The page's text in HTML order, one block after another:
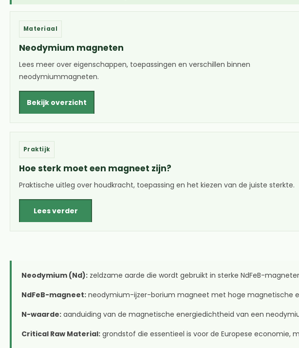
Materiaal
Neodymium magneten
Lees meer over eigenschappen, toepassingen en verschillen binnen
neodymiummagneten.
Bekijk overzicht
Praktijk
Hoe sterk moet een magneet zijn?
Praktische uitleg over houdkracht, toepassing en het kiezen van de juiste sterkte.
Lees verder
Neodymium (Nd): zeldzame aarde die wordt gebruikt in sterke NdFeB-
NdFeB-magneet: neodymium-ijzer-borium magneet met hoge magnetische
N-waarde: aanduiding van de magnetische energiedichtheid van een
Critical Raw Material: grondstof die essentieel is voor de Europese economie,